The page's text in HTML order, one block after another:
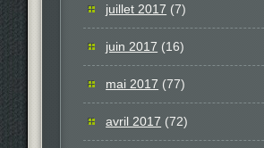
juillet 2017 (7)
juin 2017 (16)
mai 2017 (77)
avril 2017 (72)